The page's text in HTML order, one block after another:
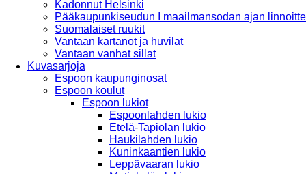
Kadonnut Helsinki
Pääkaupunkiseudun I maailmansodan ajan
Suomalaiset ruukit
Vantaan kartanot ja huvilat
Vantaan vanhat sillat
Kuvasarjoja
Espoon kaupunginosat
Espoon koulut
Espoon lukiot
Espoonlahden lukio
Etelä-Tapiolan lukio
Haukilahden lukio
Kuninkaantien lukio
Leppävaaran lukio